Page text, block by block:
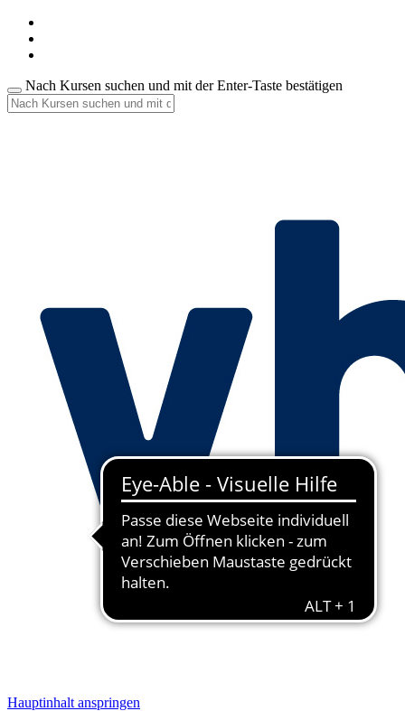
Nach Kursen suchen und mit der Enter-Taste bestätigen
Hauptinhalt anspringen